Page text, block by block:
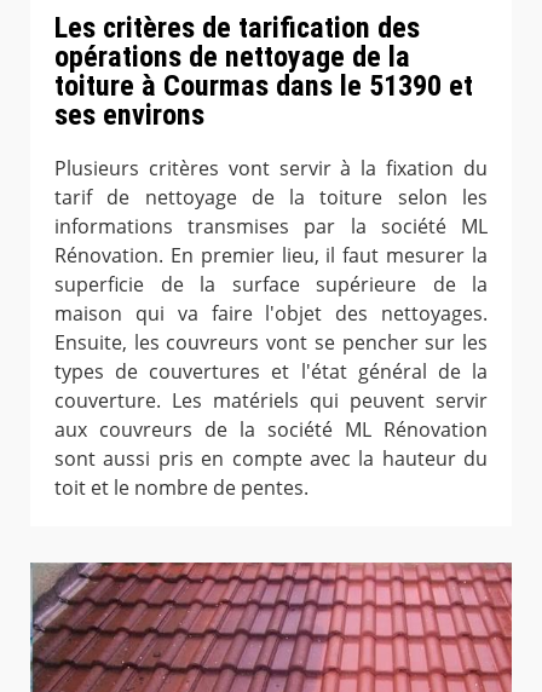
Les critères de tarification des
opérations de nettoyage de la
toiture à Courmas dans le 51390 et
ses environs
Plusieurs critères vont servir à la fixation du
tarif de nettoyage de la toiture selon les
informations transmises par la société ML
Rénovation. En premier lieu, il faut mesurer la
superficie de la surface supérieure de la
maison qui va faire l'objet des nettoyages.
Ensuite, les couvreurs vont se pencher sur les
types de couvertures et l'état général de la
couverture. Les matériels qui peuvent servir
aux couvreurs de la société ML Rénovation
sont aussi pris en compte avec la hauteur du
toit et le nombre de pentes.